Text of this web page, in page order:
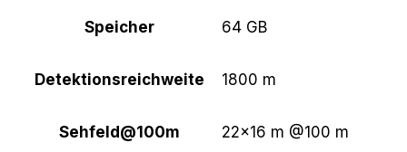
Speicher 64 GB
Detektionsreichweite 1800 m
Sehfeld@100m 22×16 m @100 m